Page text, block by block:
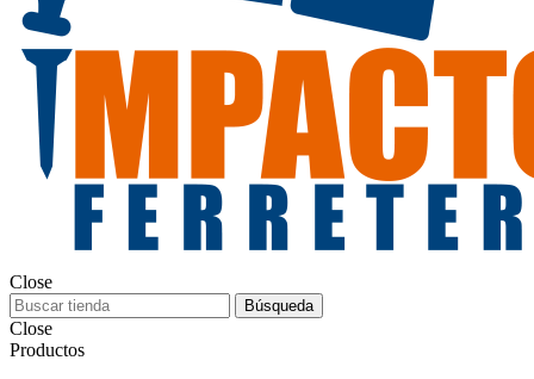
Close
Búsqueda
Close
Productos